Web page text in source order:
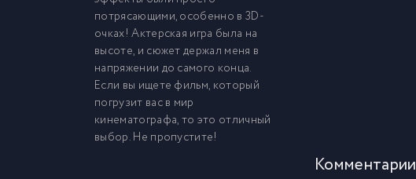
потрясающими, особенно в 3D-
очках! Актерская игра была на
высоте, и сюжет держал меня в
напряжении до самого конца.
Если вы ищете фильм, который
погрузит вас в мир
кинематографа, то это отличный
выбор. Не пропустите!
Комментарии